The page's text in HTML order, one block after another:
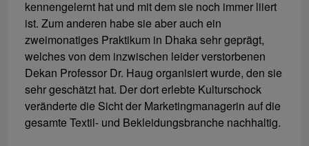
kennengelernt hat und mit dem sie noch immer liiert
ist. Zum anderen habe sie aber auch ein
zweimonatiges Praktikum in Dhaka sehr geprägt,
welches von dem inzwischen leider verstorbenen
Dekan Professor Dr. Haug organisiert wurde, den sie
sehr geschätzt hat. Der dort erlebte Kulturschock
veränderte die Sicht der Marketingmanagerin auf die
gesamte Textil- und Bekleidungsbranche nachhaltig.